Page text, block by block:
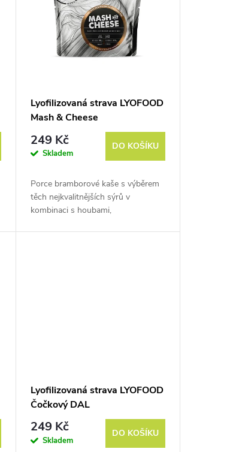
Lyofilizovaná strava LYOFOOD
Mash & Cheese
249 Kč
Skladem
DO KOŠÍKU
Porce bramborové kaše s výběrem
těch nejkvalitnějších sýrů v
kombinaci s houbami,
Lyofilizovaná strava LYOFOOD
Čočkový DAL
249 Kč
Skladem
DO KOŠÍKU